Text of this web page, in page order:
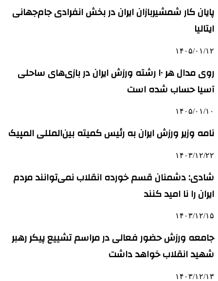
پایان کار شمشیربازان ایران در بخش انفرادی جام‌جهانی
ایتالیا
۱۴۰۵/۰۱/۱۲
روی مدال هر ۱۰ رشته ورزش ایران در بازی‌های ساحلی
آسیا حساب شده است
۱۴۰۵/۰۱/۱۰
نامه وزیر ورزش ایران به رئیس کمیته بین‌المللی المپیک
۱۴۰۳/۱۲/۲۲
شادی: دشمنان قسم خورده انقلاب نمی‌توانند مردم
ایران را نا امید کنند
۱۴۰۳/۱۲/۱۵
جامعه ورزش حضور فعالی در مراسم تشییع پیکر رهبر
شهید انقلاب خواهد داشت
۱۴۰۳/۱۲/۱۳